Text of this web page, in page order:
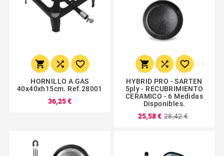
  
HORNILLO A GAS
40x40xh15cm. Ref.28001
36,25 €
  
HYBRID PRO - SARTEN
5ply - RECUBRIMIENTO
CERAMICO - 6 Medidas
Disponibles.
25,58 € 28,42 €